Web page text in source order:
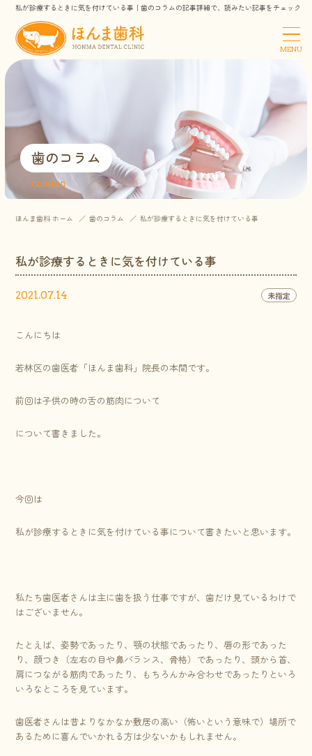
私が診療するときに気を付けている事｜歯のコラムの記事詳細で、読みたい記事をチェック
MENU
歯のコラム
column
ほんま歯科 ホーム 歯のコラム 私が診療するときに気を付けている事
私が診療するときに気を付けている事
2021.07.14 未指定
こんにちは
若林区の歯医者「ほんま歯科」院長の本間です。
前回は子供の時の舌の筋肉について
について書きました。
今回は
私が診療するときに気を付けている事について書きたいと思います。
私たち歯医者さんは主に歯を扱う仕事ですが、歯だけ見ているわけで
はございません。
たとえば、姿勢であったり、顎の状態であったり、唇の形であった
り、顔つき（左右の目や鼻バランス、骨格）であったり、頭から首、
肩につながる筋肉であったり、もちろんかみ合わせであったりといろ
いろなところを見ています。
歯医者さんは昔よりなかなか敷居の高い（怖いという意味で）場所で
あるために喜んでいかれる方は少ないかもしれません。